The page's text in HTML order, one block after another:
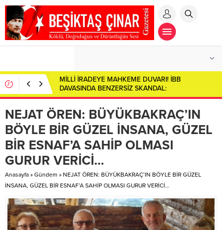
Toplumsal Aynada Derin Çatlaklar: Sosyal
Çürümenin Anatomisi…
NEJAT ÖREN: BÜYÜKBAKRAÇ’IN
BÖYLE BİR GÜZEL İNSANA, GÜZEL
BİR ESNAF’A SAHİP OLMASI
GURUR VERİCİ…
Anasayfa » Gündem » NEJAT ÖREN: BÜYÜKBAKRAÇ’IN BÖYLE BİR GÜZEL
İNSANA, GÜZEL BİR ESNAF’A SAHİP OLMASI GURUR VERİCİ…